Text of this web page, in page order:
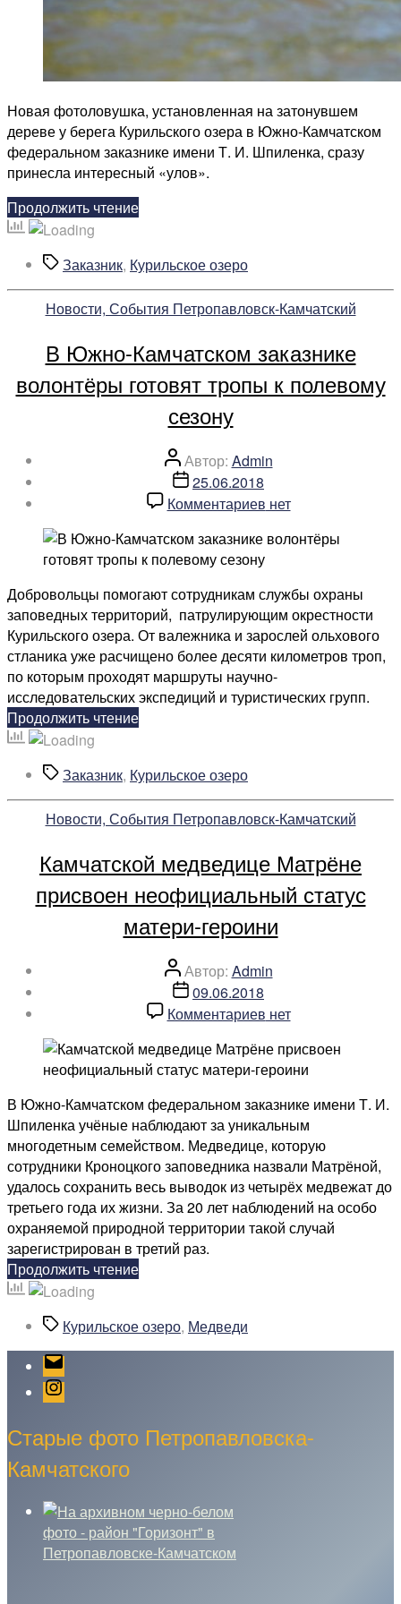
Новая фотоловушка, установленная на затонувшем
дереве у берега Курильского озера в Южно-Камчатском
федеральном заказнике имени Т. И. Шпиленка, сразу
принесла интересный «улов».
Продолжить чтение«Новое
фотоловушки»
МеткиЗаказник, Курильское озеро
Рубрики
Новости, События Петропавловск-Камчатский
В Южно-Камчатском заказнике
волонтёры готовят тропы к полевому
сезону
Автор
записи
Автор: Admin
Дата
записи
25.06.2018
Комментариевк
В
Южно-
Камчатском
заказнике
волонтёры
готовят
тропы
к
полевому
нет
Добровольцы помогают сотрудникам службы охраны
заповедных территорий, патрулирующим окрестности
Курильского озера. От валежника и зарослей ольхового
стланика уже расчищено более десяти километров троп,
по которым проходят маршруты научно-
исследовательских экспедиций и туристических групп.
Продолжить чтение«В
заказнике
волонтёры
готовят
к
полевому
сезону»
МеткиЗаказник, Курильское озеро
Рубрики
Новости, События Петропавловск-Камчатский
Камчатской медведице Матрёне
присвоен неофициальный статус
матери-героини
Автор
записи
Автор: Admin
Дата
записи
09.06.2018
Комментариевк
Камчатской
медведице
присвоен
неофициальный
статус
матери-
героини
нет
В Южно-Камчатском федеральном заказнике имени Т. И.
Шпиленка учёные наблюдают за уникальным
многодетным семейством. Медведице, которую
сотрудники Кроноцкого заповедника назвали Матрёной,
удалось сохранить весь выводок из четырёх медвежат до
третьего года их жизни. За 20 лет наблюдений на особо
охраняемой природной территории такой случай
зарегистрирован в третий раз.
Продолжить чтение«Камчатской
присвоен
неофициальный
МеткиКурильское озеро, Медведи
Email
Instagram
Старые фото Петропавловска-
Камчатского